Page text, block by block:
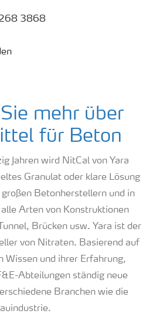
3868
mehr über
für Beton
Jahren wird NitCal von Yara
Granulat oder klare Lösung
Betonherstellern und in
Arten von Konstruktionen
Brücken usw. Yara ist der
von Nitraten. Basierend auf
Wissen und ihrer Erfahrung,
Abteilungen ständig neue
Branchen wie die